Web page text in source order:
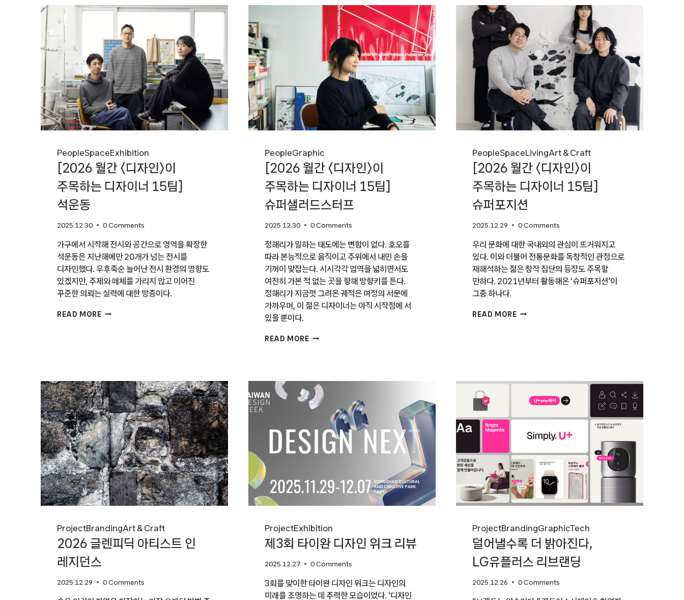
선언,
스펙트럼
PeopleSpaceExhibition
[2026 월간 〈디자인〉이
주목하는 디자이너 15팀]
석운동
2025.12.30 0 Comments
가구에서 시작해 전시와 공간으로 영역을 확장한
석운동은 지난해에만 20개가 넘는 전시를
디자인했다. 우후죽순 늘어난 전시 환경의 영향도
있겠지만, 주제와 매체를 가리지 않고 이어진
꾸준한 의뢰는 실력에 대한 방증이다.
READ MORE[2026
PeopleGraphic
[2026 월간 〈디자인〉이
주목하는 디자이너 15팀]
슈퍼샐러드스터프
2025.12.30 0 Comments
정해리가 일하는 태도에는 변함이 없다. 호오를
따라 본능적으로 움직이고 주위에서 내민 손을
기꺼이 맞잡는다. 시시각각 업역을 넓히면서도
여전히 가본 적 없는 곳을 향해 방향키를 튼다.
정해리가 지금껏 그려온 궤적은 여정의 서문에
가까우며, 이 젊은 디자이너는 아직 시작점에 서
있을 뿐이다.
READ MORE[2026
디자이너
15팀]
슈퍼샐러드스터프
PeopleSpaceLivingArt & Craft
[2026 월간 〈디자인〉이
주목하는 디자이너 15팀]
슈퍼포지션
2025.12.29 0 Comments
우리 문화에 대한 국내외의 관심이 뜨거워지고
있다. 이와 더불어 전통문화를 독창적인 관점으로
재해석하는 젊은 창작 집단의 등장도 주목할
만하다. 2021년부터 활동해온 ‘슈퍼포지션’이
그중 하나다.
READ MORE[2026
ProjectBrandingArt & Craft
2026 글렌피딕 아티스트 인
레지던스
2025.12.29 0 Comments
ProjectExhibition
제3회 타이완 디자인 위크 리뷰
2025.12.27 0 Comments
3회를 맞이한 타이완 디자인 위크는 디자인의
미래를 조명하는 데 주력한 모습이었다. ‘디자인
ProjectBrandingGraphicTech
덜어낼수록 더 밝아진다,
LG유플러스 리브랜딩
2025.12.26 0 Comments